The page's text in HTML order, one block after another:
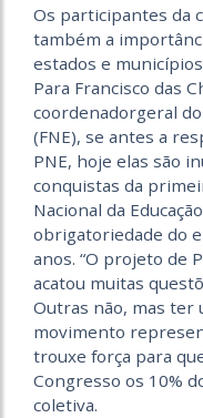
Os participantes da
também a
estados e
Para Francisco das
coordenadorgeral
(FNE), se antes a
PNE, hoje elas são
conquistas da
Nacional da
obrigatoriedade do
anos. “O projeto de
acatou muitas
Outras não, mas ter
movimento
trouxe força para
Congresso os 10%
coletiva.